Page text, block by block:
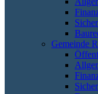
Gemeinde